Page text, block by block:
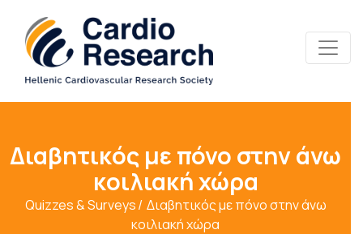
Διαβητικός με πόνο στην άνω
κοιλιακή χώρα
Quizzes & Surveys
Διαβητικός με πόνο στην άνω
κοιλιακή χώρα